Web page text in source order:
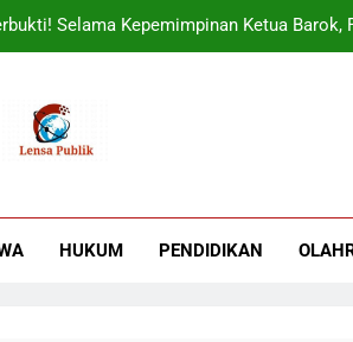
Selama Kepemimpinan Ketua
HUKUM PENDIDIKAN